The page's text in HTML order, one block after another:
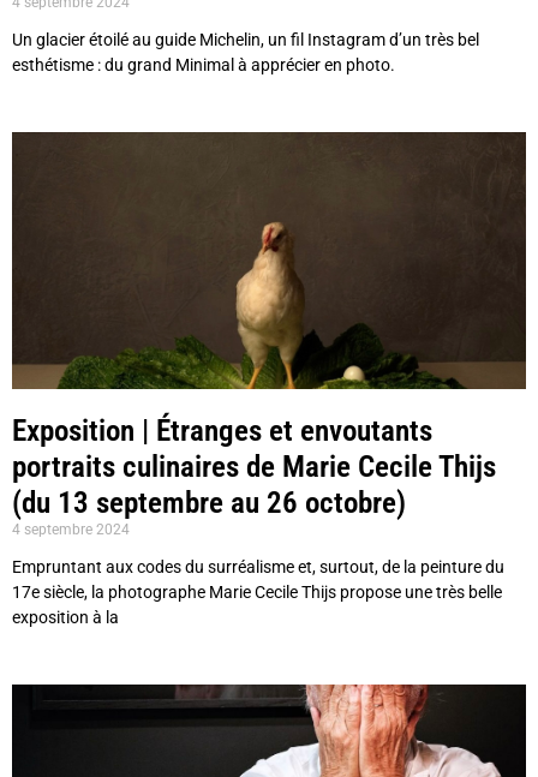
Un glacier étoilé au guide Michelin, un fil Instagram d’un très bel
esthétisme : du grand Minimal à apprécier en photo.
Exposition | Étranges et envoutants
portraits culinaires de Marie Cecile Thijs
(du 13 septembre au 26 octobre)
4 septembre 2024
Empruntant aux codes du surréalisme et, surtout, de la peinture du
17e siècle, la photographe Marie Cecile Thijs propose une très belle
exposition à la